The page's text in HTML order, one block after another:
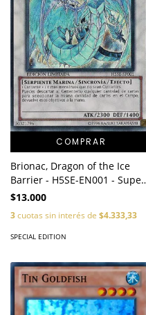
COMPRAR
Brionac, Dragon of the Ice
Barrier - H5SE-EN001 - Super
Rare
$13.000
3cuotas sin interés de $4.333,33
SPECIAL EDITION